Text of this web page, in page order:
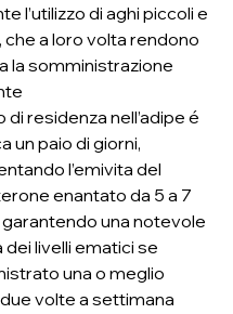
l’utilizzo di aghi piccoli e
che a loro volta rendono
la somministrazione
di residenza nell’adipe é
un paio di giorni,
l’emivita del
enantato da 5 a 7
una notevole
dei livelli ematici se
una o meglio
volte a settimana